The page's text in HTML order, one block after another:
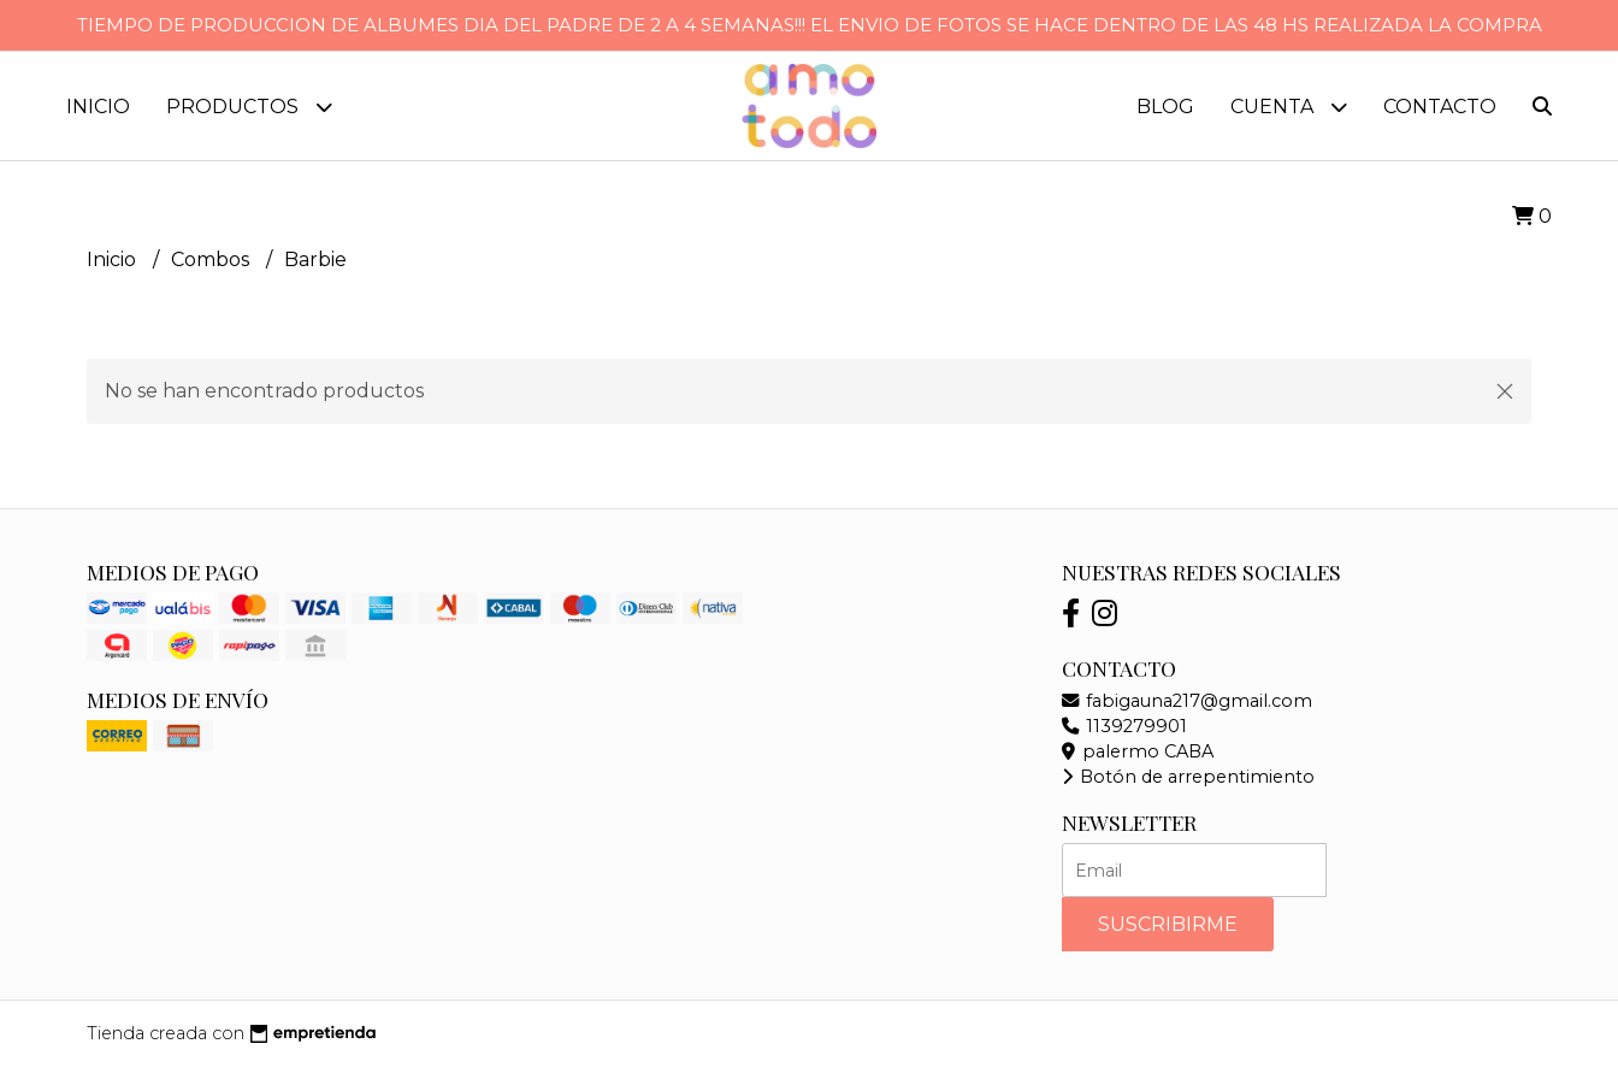
TIEMPO DE PRODUCCION DE ALBUMES DIA DEL PADRE DE 2 A 4 SEMANAS!!! EL ENVIO DE FOTOS SE HACE DENTRO DE LAS 48 HS REALIZADA LA COMPRA
INICIO PRODUCTOS BLOG CUENTA CONTACTO
0
Inicio
Combos Barbie
No se han encontrado productos
MEDIOS DE PAGO
MEDIOS DE ENVÍO
NUESTRAS REDES SOCIALES
CONTACTO
fabigauna217@gmail.com
1139279901
palermo CABA
Botón de arrepentimiento
NEWSLETTER
SUSCRIBIRME
Tienda creada con